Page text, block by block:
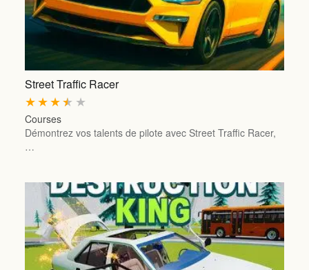
Street Traffic Racer
★
★
★
★
★
Courses
Démontrez vos talents de pilote avec Street Traffic Racer,
…